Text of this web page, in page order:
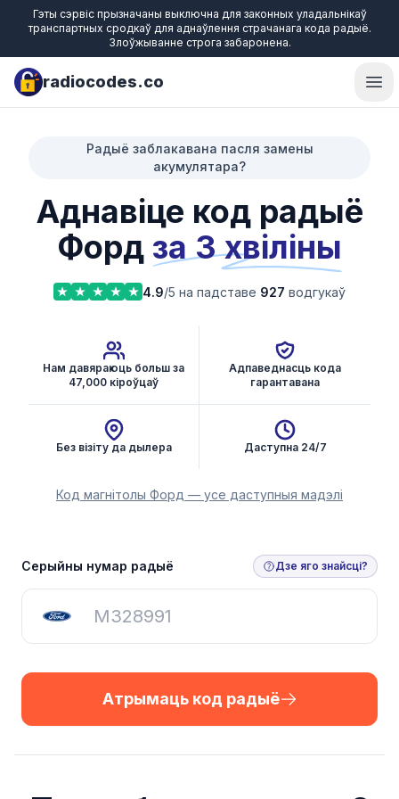
Гэты сэрвіс прызначаны выключна для законных уладальнікаў
транспартных сродкаў для аднаўлення страчанага кода радыё.
Злоўжыванне строга забаронена.
radiocodes.co
Радыё заблакавана пасля замены
акумулятара?
Аднавіце код радыё
Форд за 3 хвіліны
4.9/5 на падставе 927 водгукаў
Нам давяраюць больш за
47,000 кіроўцаў
Адпаведнасць кода
гарантавана
Без візіту да дылера Даступна 24/7
Код магнітолы Форд — усе даступныя мадэлі
Атрымаць код радыё
Серыйны нумар радыё Дзе яго знайсці?
Атрымаць код радыё